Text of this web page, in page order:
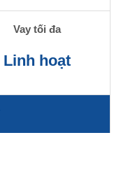
Vay tối đa
Linh hoạt